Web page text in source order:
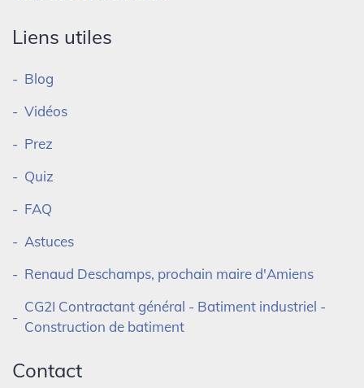
Liens utiles
Blog
Vidéos
Prez
Quiz
FAQ
Astuces
Renaud Deschamps, prochain maire d'Amiens
CG2I Contractant général - Batiment industriel -
Construction de batiment
Contact